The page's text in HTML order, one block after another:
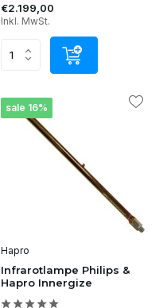
€2.199,00
Inkl. MwSt.
sale 16%
Hapro
Infrarotlampe Philips &
Hapro Innergize